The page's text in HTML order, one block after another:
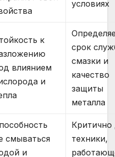
условиях
к
влиянием
и
срок
смазки и
качество
защиты
металла
смываться
и
Критично
техники,